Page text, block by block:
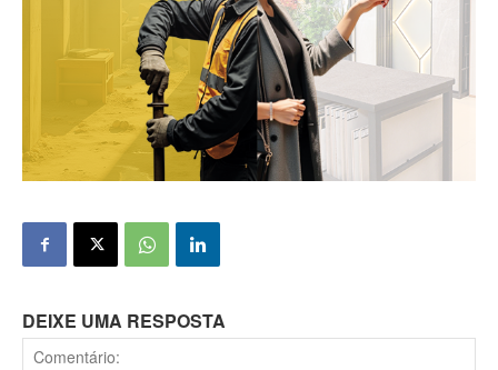
DEIXE UMA RESPOSTA